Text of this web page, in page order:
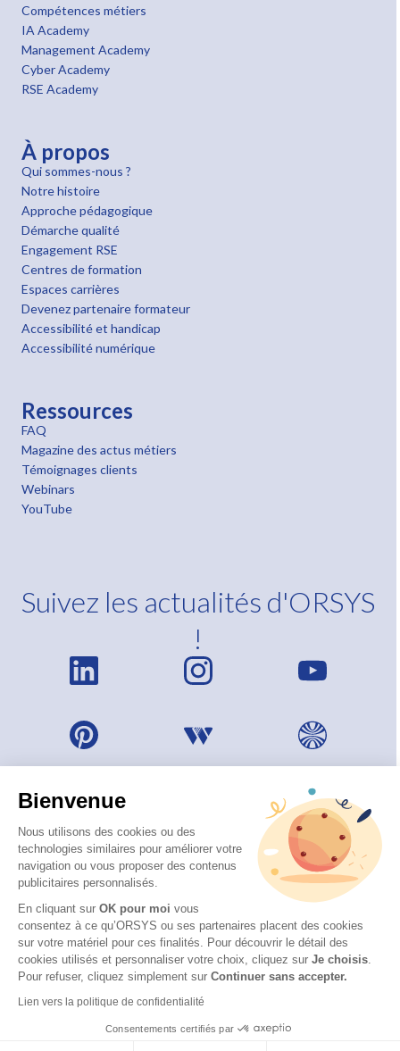
Bienvenue
Nous utilisons des cookies ou des
technologies similaires pour améliorer votre
navigation ou vous proposer des contenus
publicitaires personnalisés.
En cliquant sur OK pour moi vous
consentez à ce qu’ORSYS ou ses partenaires placent des cookies
sur votre matériel pour ces finalités. Pour découvrir le détail des
cookies utilisés et personnaliser votre choix, cliquez sur Je choisis.
Pour refuser, cliquez simplement sur Continuer sans accepter.
Lien vers la politique de confidentialité
Consentements certifiés par
Compétences métiers
IA Academy
Management Academy
Cyber Academy
RSE Academy
À propos
Qui sommes-nous ?
Notre histoire
Approche pédagogique
Démarche qualité
Engagement RSE
Centres de formation
Espaces carrières
Devenez partenaire formateur
Accessibilité et handicap
Accessibilité numérique
Ressources
FAQ
Magazine des actus métiers
Témoignages clients
Webinars
YouTube
Suivez les actualités d'ORSYS
!
© 2026 ORSYS
Mentions légales
Protection des données personnelles
Accessibilité : partiellement conforme (62 %) – Consulter